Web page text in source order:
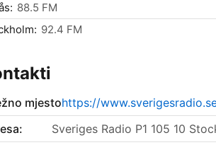
88.5 FM
92.4 FM
mjestohttps://
Sveriges Radio P1 105 10